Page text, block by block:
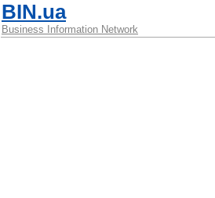
BIN.ua
Business Information Network